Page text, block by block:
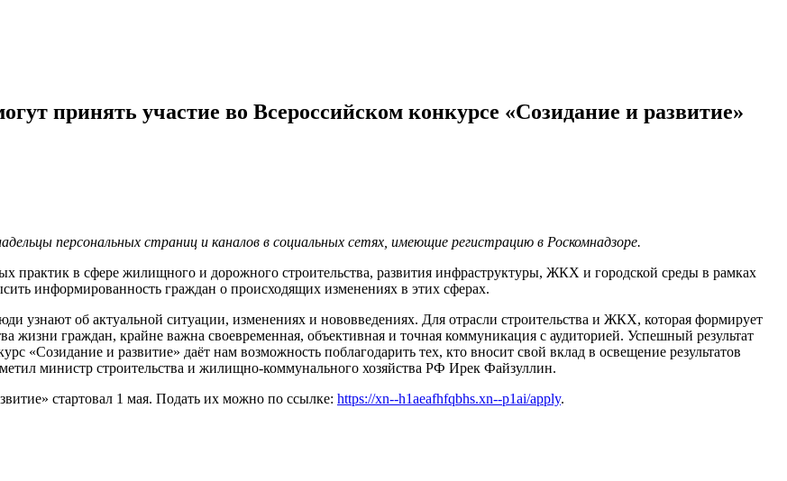
принять участие во Всероссийском конкурсе «Созидание и развитие»
персональных страниц и каналов в социальных сетях, имеющие регистрацию в Роскомнадзоре.
практик в сфере жилищного и дорожного строительства, развития инфраструктуры, ЖКХ и городской среды в рамках
информированность граждан о происходящих изменениях в этих сферах.
узнают об актуальной ситуации, изменениях и нововведениях. Для отрасли строительства и ЖКХ, которая формирует
жизни граждан, крайне важна своевременная, объективная и точная коммуникация с аудиторией. Успешный результат
«Созидание и развитие» даёт нам возможность поблагодарить тех, кто вносит свой вклад в освещение результатов
министр строительства и жилищно-коммунального хозяйства РФ Ирек Файзуллин.
стартовал 1 мая. Подать их можно по ссылке: https://xn--h1aeafhfqbhs.xn--p1ai/apply.